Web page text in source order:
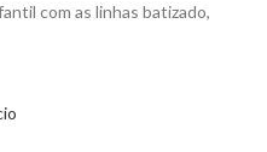
com as linhas batizado,